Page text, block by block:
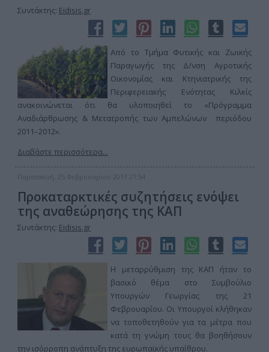
Συντάκτης: Eidisis.gr
Από το Τμήμα Φυτικής και Ζωικής
Παραγωγής της Δ/νση Αγροτικής
Οικονομίας και Κτηνιατρικής της
Περιφερειακής Ενότητας Κιλκίς
ανακοινώνεται ότι θα υλοποιηθεί το «Πρόγραμμα
Αναδιάρθρωσης & Μετατροπής των Αμπελώνων περιόδου
2011–2012».
Διαβάστε περισσότερα...
Παρασκευή, 25 Φεβρουαρίου 2011 21:54
Προκαταρκτικές συζητήσεις ενόψει
της αναθεώρησης της ΚΑΠ
Συντάκτης: Eidisis.gr
Η μεταρρύθμιση της ΚΑΠ ήταν το
βασικό θέμα στο Συμβούλιο
Υπουργών Γεωργίας της 21
Φεβρουαρίου. Οι Υπουργοί κλήθηκαν
να τοποθετηθούν για τα μέτρα που
κατά τη γνώμη τους θα βοηθήσουν
την ισόρροπη ανάπτυξη της ευρωπαϊκής υπαίθρου.